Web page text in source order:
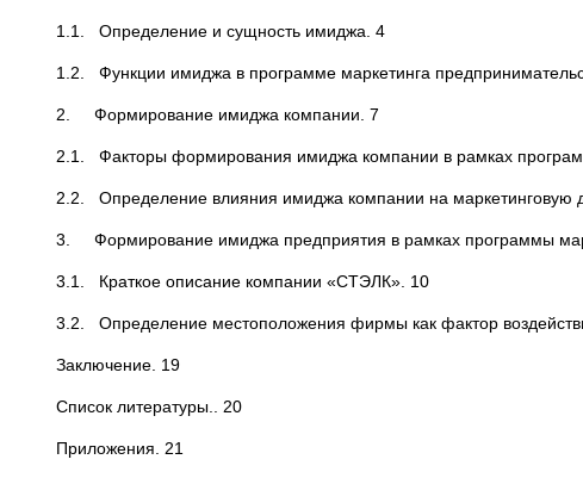
1.1. Определение и сущность имиджа. 4
1.2. Функции имиджа в программе маркетинга
2. Формирование имиджа компании. 7
2.1. Факторы формирования имиджа компании в рамках
2.2. Определение влияния имиджа компании на маркетинговую
3. Формирование имиджа предприятия в рамках программы
3.1. Краткое описание компании «СТЭЛК». 10
3.2. Определение местоположения фирмы как фактор
Заключение. 19
Список литературы.. 20
Приложения. 21